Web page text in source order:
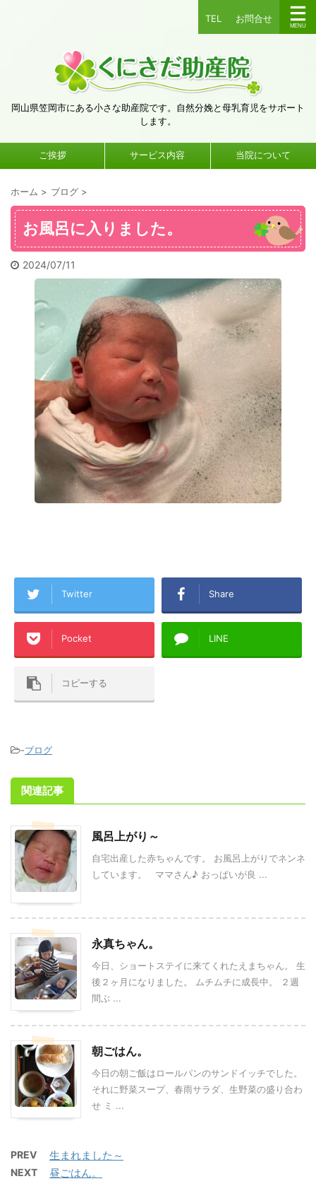
TEL お問合せ
岡山県笠岡市にある小さな助産院です。自然分娩と母乳育児をサポート
します。
ご挨拶 サービス内容 当院について
ホーム > ブログ >
お風呂に入りました。
2024/07/11
Twitter Share
Pocket LINE
コピーする
-ブログ
関連記事
風呂上がり～
自宅出産した赤ちゃんです。 お風呂上がりでネンネ
しています。 ママさん♪ おっぱいが良 ...
永真ちゃん。
今日、ショートステイに来てくれたえまちゃん。 生
後２ヶ月になりました。 ムチムチに成長中。 ２週
間ぶ ...
朝ごはん。
今日の朝ご飯はロールパンのサンドイッチでした。
それに野菜スープ、春雨サラダ、生野菜の盛り合わ
せ ミ ...
PREV 生まれました～
NEXT 昼ごはん。